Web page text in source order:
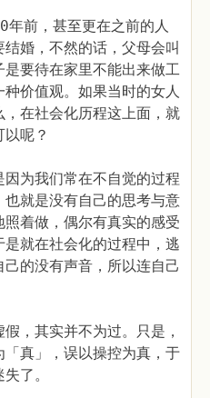
年前，甚至更在之前的人
婚，不然的话，父母会叫
要待在家里不能出来做工
价值观。如果当时的女人
在社会化历程这上面，就
呢？
为我们常在不自觉的过程
就是没有自己的思考与意
着做，偶尔有真实的感受
就在社会化的过程中，逃
的没有声音，所以连自己
，其实并不为过。只是，
真」，误以操控为真，于
了。